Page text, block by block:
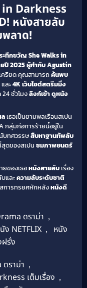
Darkness
หนังสายลับ
ลาด!
ทึกขวัญ She Walks in
ปี 2025ผู้กำกับ Agustín
ครียด คุณสามารถค้นพบ
และ4Kเว็บไซต์สตรีมมิ่ง
ชั่วโมงลิงก์เข้า ดูหนัง
เธอเป็นยามพลเรือนสเปน
กลุ่มก่อการร้ายนี้อยู่ใน
บทศวรรษสืบหาฐานทัพลับ
ดของสเปน ชมภาพยนตร์
ของเธอหนังสายลับเรื่อง
และความลับระดับชาติ
การทรยศหักหลังหนังดี
ดราม่า ,
ง NETFLIX ,
หนัง
รั่ง
ราม่า ,
เต็มเรื่อง ,